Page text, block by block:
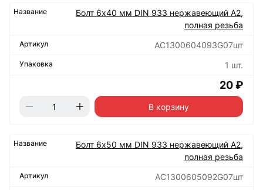
Болт 6х40 мм DIN 933 нержавеющий А2,
полная резьба
АС1300604093G07шт
1 шт.
20 ₽
В корзину
Болт 6х50 мм DIN 933 нержавеющий А2,
полная резьба
АС1300605092G07шт